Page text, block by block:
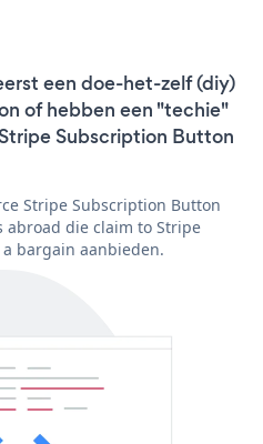
een doe-het-zelf (diy)
of hebben een "techie"
Subscription Button
Stripe Subscription Button
abroad die claim to Stripe
bargain aanbieden.